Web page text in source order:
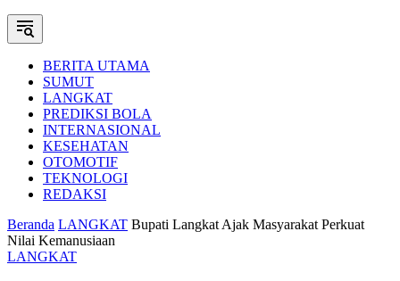
BERITA UTAMA
SUMUT
LANGKAT
PREDIKSI BOLA
INTERNASIONAL
KESEHATAN
OTOMOTIF
TEKNOLOGI
REDAKSI
Beranda LANGKAT Bupati Langkat Ajak Masyarakat Perkuat
Nilai Kemanusiaan
LANGKAT